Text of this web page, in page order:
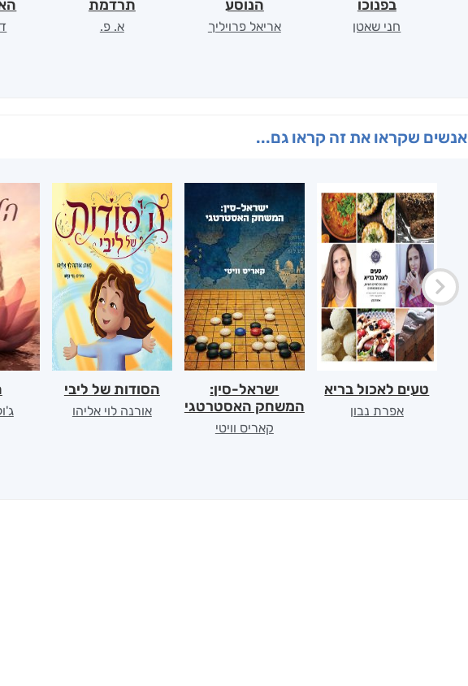
בפנוכו
חני שאטן
הנוסע
אריאל פרויליך
תרדמת
א. פ.
אנשים שקראו את זה קראו גם...
טעים לאכול בריא
אפרת נבון
ישראל-סין:
המשחק האסטרטגי
קאריס וויטי
הסודות של ליבי
אורנה לוי אליהו